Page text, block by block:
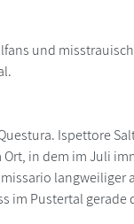
und
Ispettore
in dem im Juli
langweiliger
im Pustertal